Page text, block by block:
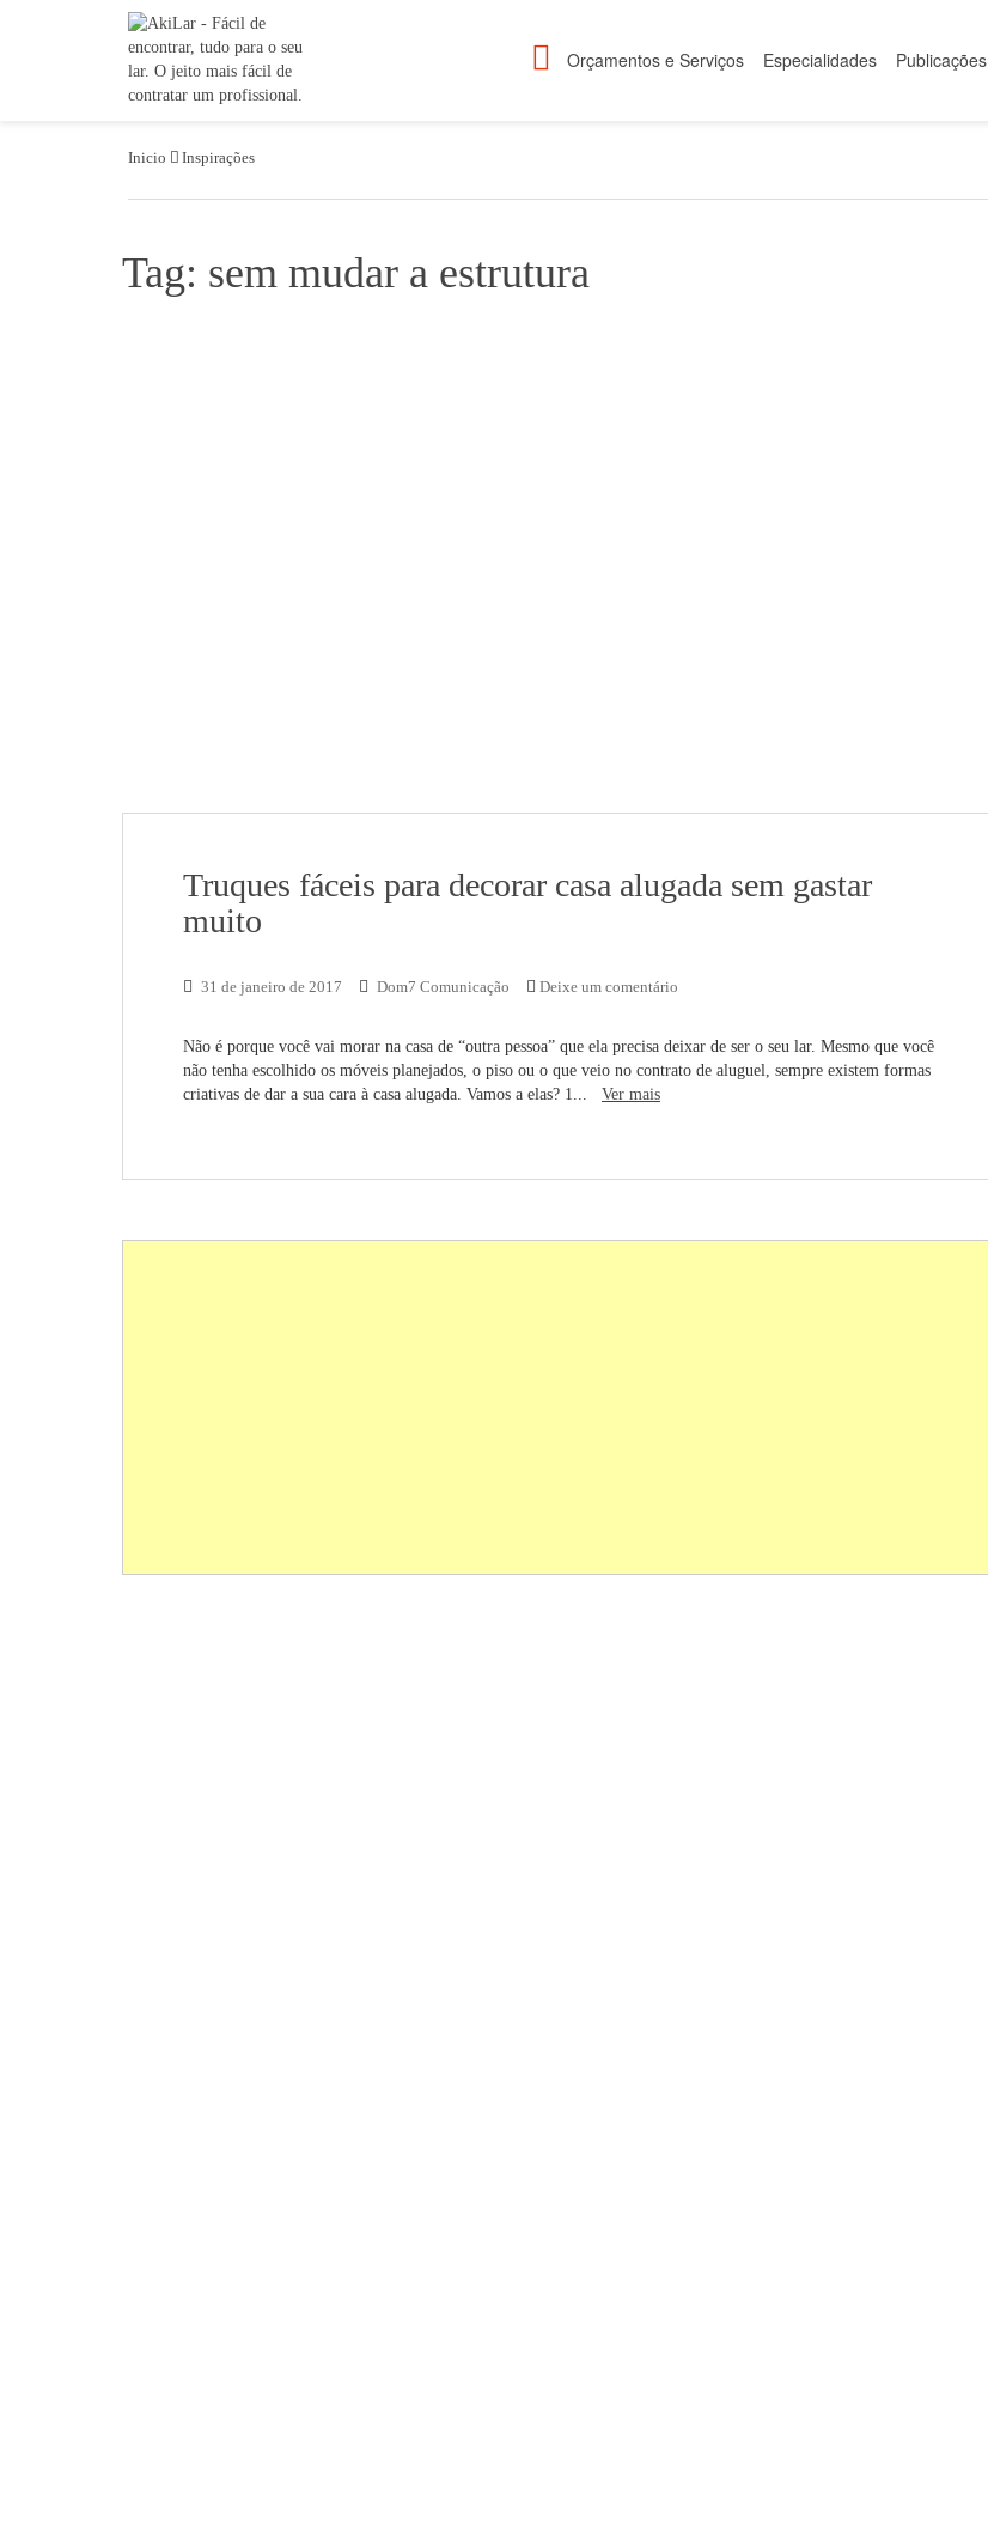
Orçamentos e Serviços Especialidades Publicações
Inicio Inspirações
Tag: sem mudar a estrutura
Truques fáceis para decorar casa alugada sem gastar
muito
31 de janeiro de 2017 Dom7 Comunicação Deixe um comentário
Não é porque você vai morar na casa de “outra pessoa” que ela precisa deixar de ser o seu lar. Mesmo que você
não tenha escolhido os móveis planejados, o piso ou o que veio no contrato de aluguel, sempre existem formas
criativas de dar a sua cara à casa alugada. Vamos a elas? 1... Ver mais